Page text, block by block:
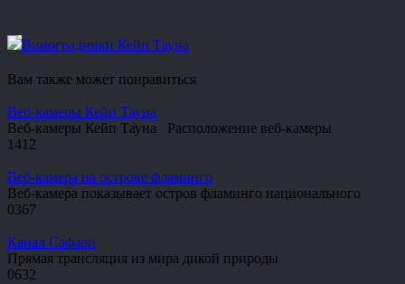
Виноградники Кейп Тауна
Вам также может понравиться
Веб-камеры Кейп Тауна
Веб-камеры Кейп Тауна Расположение веб-камеры
1412
Веб-камера на острове фламинго
Веб-камера показывает остров фламинго национального
0367
Канал Сафари
Прямая трансляция из мира дикой природы
0632